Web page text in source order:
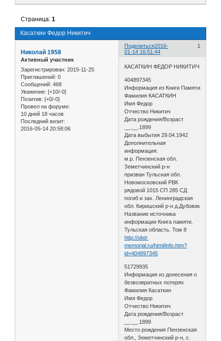
Касаткин Федор Никитич
Страница:1
Поделиться 1
2016-
01-14 16:51:44
Николай 1958
Активный участник
Зарегистрирован: 2015-11-25
Приглашений: 0
Сообщений: 468
Уважение: [+10/-0]
Позитив: [+0/-0]
Провел на форуме:
10 дней 18 часов
Последний визит:
2016-05-14 20:58:06
КАСАТКИН ФЕДОР НИКИТИЧ
404897345
Информация из Книги Памяти
Фамилия КАСАТКИН
Имя Федор
Отчество Никитич
Дата рождения/Возраст
__.__.1899
Дата выбытия 29.04.1942
Дополнительная
информация:
м.р. Пензенская обл.
Земетчинский р-н
призван Тульская обл.
Новомосковский РВК
рядовой 1015 СП 285 СД
погиб и зах. Ленинградская
обл. Киришский р-н д.Дубовик
Название источника
информации Книга памяти.
Тульская область. Том 8
http://obd-
memorial.ru/html/info.htm?
id=404897345
51729935
Информация из донесения о
безвозвратных потерях
Фамилия Касаткин
Имя Федор
Отчество Никитич
Дата рождения/Возраст
__.__.1899
Место рождения Пензенская
обл., Земетчинский р-н, с.